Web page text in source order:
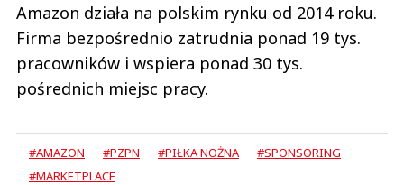
Amazon działa na polskim rynku od 2014 roku.
Firma bezpośrednio zatrudnia ponad 19 tys.
pracowników i wspiera ponad 30 tys.
pośrednich miejsc pracy.
#AMAZON #PZPN #PIŁKA NOŻNA
#SPONSORING
#MARKETPLACE